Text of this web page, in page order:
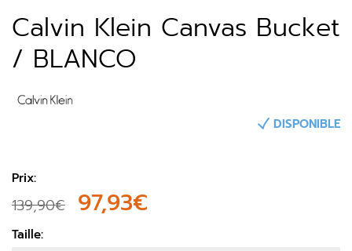
Calvin Klein Canvas Bucket
/ BLANCO
DISPONIBLE
Prix:
139,90€ 97,93€
Taille: